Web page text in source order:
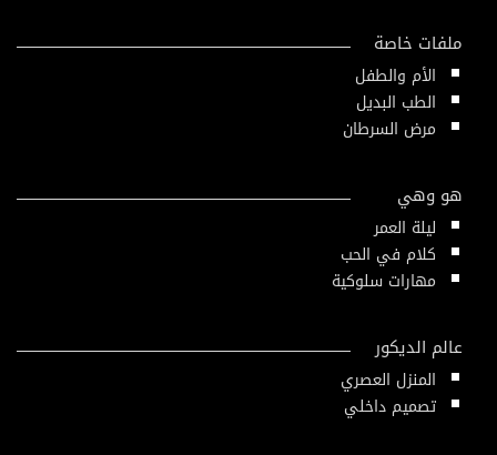
ملفات خاصة
الأم والطفل
الطب البديل
مرض السرطان
هو وهي
ليلة العمر
كلام في الحب
مهارات سلوكية
عالم الديكور
المنزل العصري
تصميم داخلي